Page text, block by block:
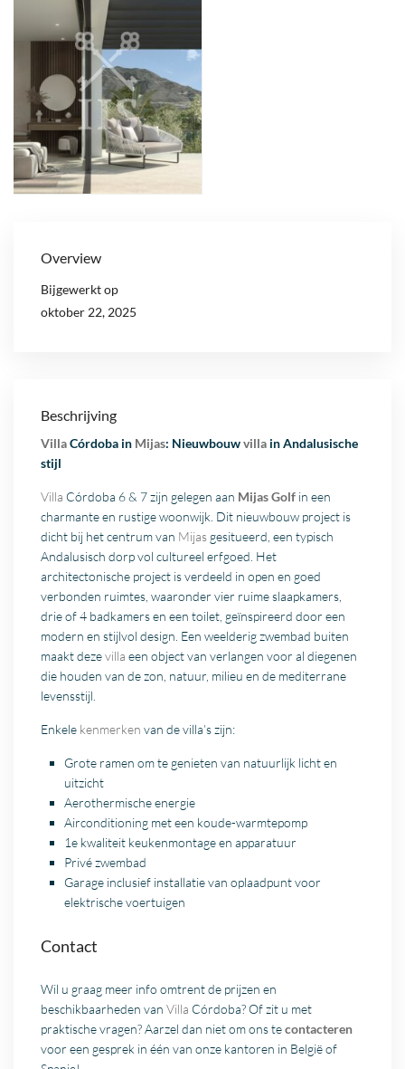
Overview
Bijgewerkt op
oktober 22, 2025
Beschrijving
VillaCórdoba in Mijas: Nieuwbouwvilla in Andalusische
stijl
Villa Córdoba 6 & 7 zijn gelegen aan Mijas Golf in een
charmante en rustige woonwijk. Dit nieuwbouw project is
dicht bij het centrum van Mijas gesitueerd, een typisch
Andalusisch dorp vol cultureel erfgoed. Het
architectonische project is verdeeld in open en goed
verbonden ruimtes, waaronder vier ruime slaapkamers,
drie of 4 badkamers en een toilet, geïnspireerd door een
modern en stijlvol design. Een weelderig zwembad buiten
maakt dezevilla een object van verlangen voor al diegenen
die houden van de zon, natuur, milieu en de mediterrane
levensstijl.
Enkele kenmerken van de villa’s zijn:
Grote ramen om te genieten van natuurlijk licht en
uitzicht
Aerothermische energie
Airconditioning met een koude-warmtepomp
1e kwaliteit keukenmontage en apparatuur
Privé zwembad
Garage inclusief installatie van oplaadpunt voor
elektrische voertuigen
Contact
Wil u graag meer info omtrent de prijzen en
beschikbaarheden vanVilla Córdoba? Of zit u met
praktische vragen? Aarzel dan niet om ons tecontacteren
voor een gesprek in één van onze kantoren in België of